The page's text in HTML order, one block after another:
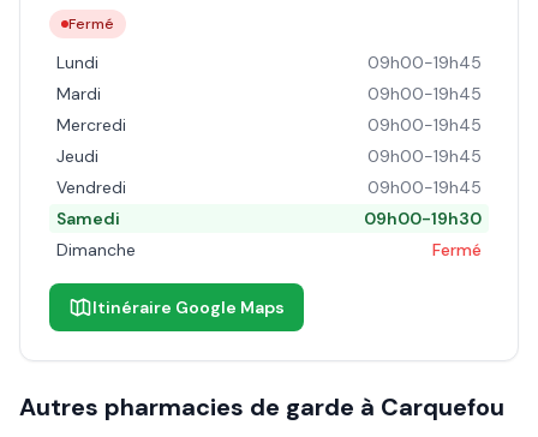
Fermé
Lundi
09h00-19h45
Mardi
09h00-19h45
Mercredi
09h00-19h45
Jeudi
09h00-19h45
Vendredi
09h00-19h45
Samedi
09h00-19h30
Dimanche
Fermé
Itinéraire Google Maps
Autres pharmacies de garde à Carquefou